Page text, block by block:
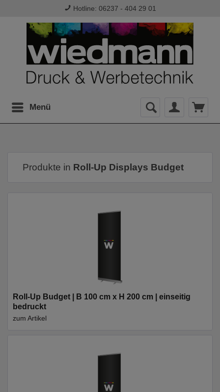
Hotline: 06237 - 404 29 01
Menü
Produkte in Roll-Up Displays Budget
Roll-Up Budget | B 100 cm x H 200 cm | einseitig
bedruckt
zum Artikel